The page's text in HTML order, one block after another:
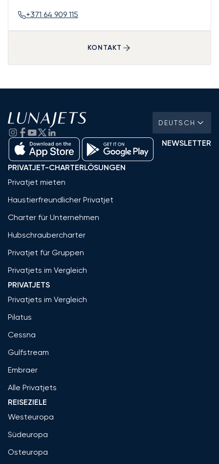
+371 64 909 115
KONTAKT
DEUTSCH
NEWSLETTER
PRIVATJET-CHARTERLÖSUNGEN
Privatjet mieten
Haustierfreundlicher Privatjet
Charter für Unternehmen
Hubschraubercharter
Privatjet für Gruppen
Privatjets im Vergleich
PRIVATJETS
Privatjets im Vergleich
Pilatus
Cessna
Gulfstream
Embraer
Alle Privatjets
REISEZIELE
Westeuropa
Südeuropa
Osteuropa